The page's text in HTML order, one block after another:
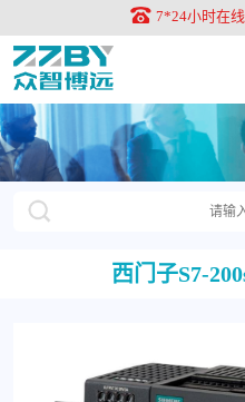
7*24小时在
西门子S7-